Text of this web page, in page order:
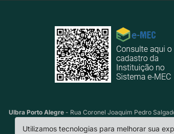
Ulbra Porto Alegre- Rua Coronel Joaquim Pedro
Utilizamos tecnologias para melhorar sua